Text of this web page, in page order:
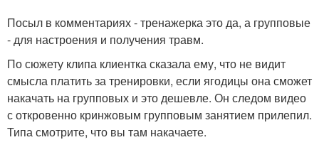
Посыл в комментариях - тренажерка это да, а групповые
- для настроения и получения травм.
По сюжету клипа клиентка сказала ему, что не видит
смысла платить за тренировки, если ягодицы она сможет
накачать на групповых и это дешевле. Он следом видео
с откровенно кринжовым групповым занятием прилепил.
Типа смотрите, что вы там накачаете.